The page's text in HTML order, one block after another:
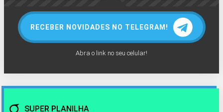
RECEBER NOVIDADES NO TELEGRAM!
Abra o link no seu celular!
SUPER PLANILHA